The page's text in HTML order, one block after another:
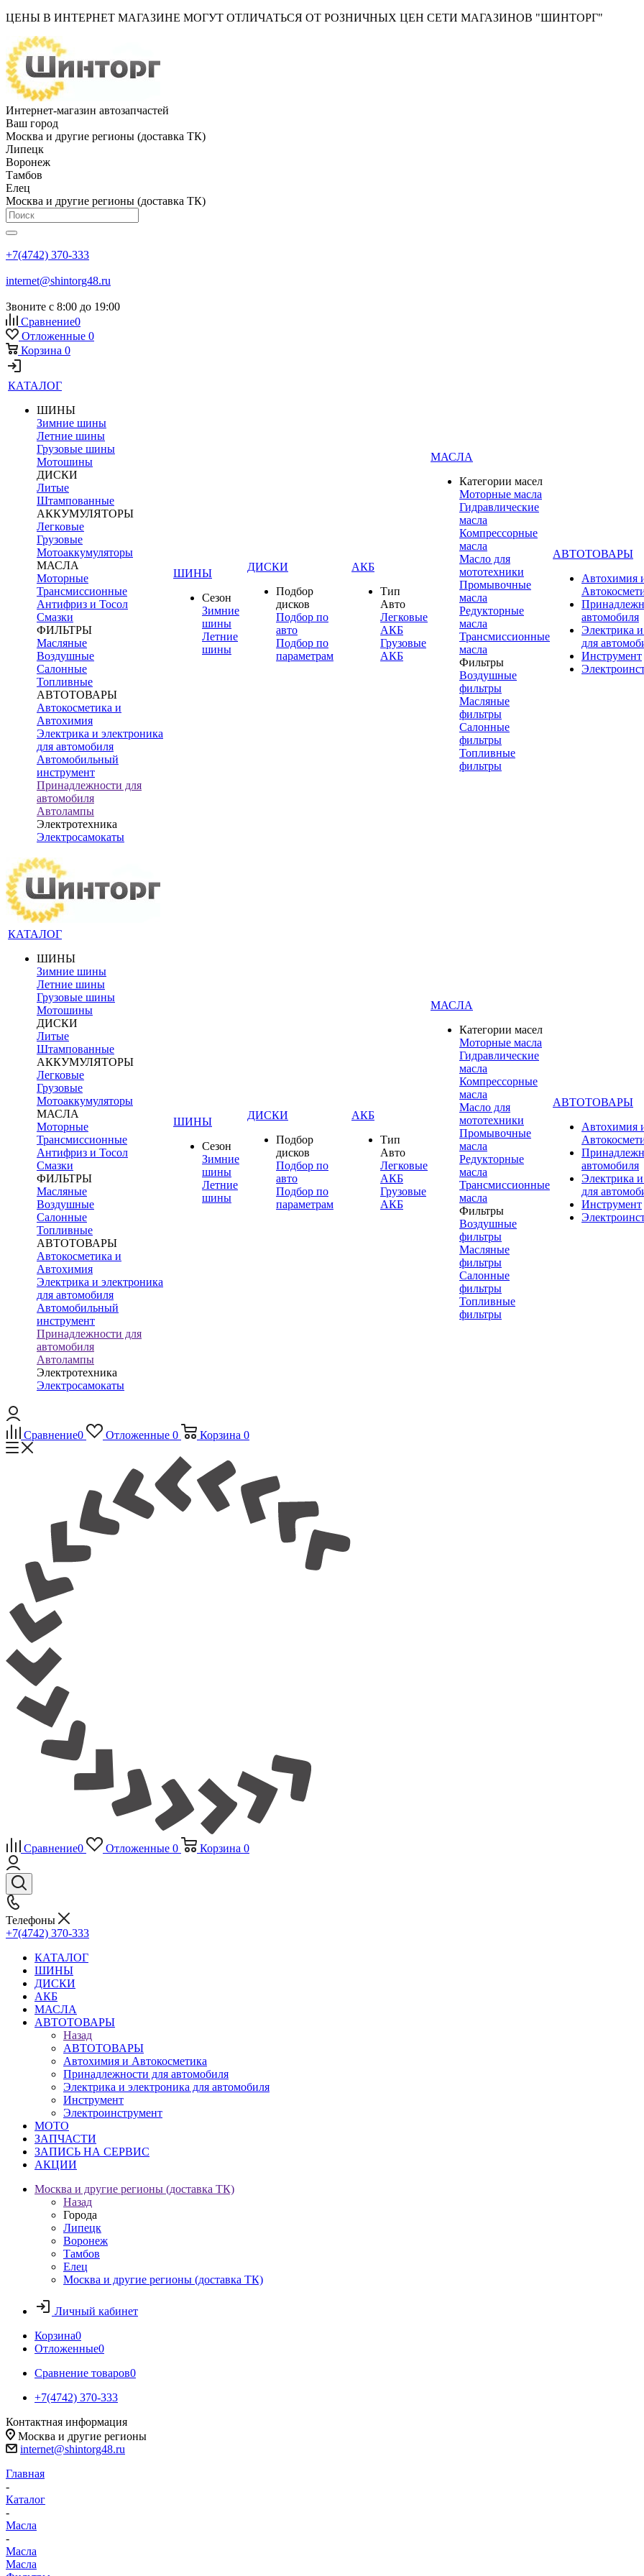
ЦЕНЫ В ИНТЕРНЕТ МАГАЗИНЕ МОГУТ ОТЛИЧАТЬСЯ ОТ РОЗНИЧНЫХ ЦЕН СЕТИ МАГАЗИНОВ "ШИНТОРГ"
Интернет-магазин автозапчастей
Ваш город
Москва и другие регионы (доставка ТК)
Липецк
Воронеж
Тамбов
Елец
Москва и другие регионы (доставка ТК)
+7(4742) 370-333
internet@shintorg48.ru
Звоните с 8:00 до 19:00
Сравнение0
Отложенные 0
Корзина 0
КАТАЛОГ
ШИНЫ
Зимние шины
Летние шины
Грузовые шины
Мотошины
ДИСКИ
Литые
Штампованные
АККУМУЛЯТОРЫ
Легковые
Грузовые
Мотоаккумуляторы
МАСЛА
Моторные
Трансмиссионные
Антифриз и Тосол
Смазки
ФИЛЬТРЫ
Масляные
Воздушные
Салонные
Топливные
АВТОТОВАРЫ
Автокосметика и
Автохимия
Электрика и электроника
для автомобиля
Автомобильный
инструмент
Принадлежности для
автомобиля
Автолампы
Электротехника
Электросамокаты
ШИНЫ
Сезон
Зимние
шины
Летние
шины
ДИСКИ
Подбор
дисков
Подбор по
авто
Подбор по
параметрам
АКБ
Тип
Авто
Легковые
АКБ
Грузовые
АКБ
МАСЛА
Категории масел
Моторные масла
Гидравлические
масла
Компрессорные
масла
Масло для
мототехники
Промывочные
масла
Редукторные
масла
Трансмиссионные
масла
Фильтры
Воздушные
фильтры
Масляные
фильтры
Салонные
фильтры
Топливные
фильтры
АВТОТОВАРЫ
Автохимия
автомобиля
Электрика
для
Инструмент
КАТАЛОГ
ШИНЫ
Зимние шины
Летние шины
Грузовые шины
Мотошины
ДИСКИ
Литые
Штампованные
АККУМУЛЯТОРЫ
Легковые
Грузовые
Мотоаккумуляторы
МАСЛА
Моторные
Трансмиссионные
Антифриз и Тосол
Смазки
ФИЛЬТРЫ
Масляные
Воздушные
Салонные
Топливные
АВТОТОВАРЫ
Автокосметика и
Автохимия
Электрика и электроника
для автомобиля
Автомобильный
инструмент
Принадлежности для
автомобиля
Автолампы
Электротехника
Электросамокаты
ШИНЫ
Сезон
Зимние
шины
Летние
шины
ДИСКИ
Подбор
дисков
Подбор по
авто
Подбор по
параметрам
АКБ
Тип
Авто
Легковые
АКБ
Грузовые
АКБ
МАСЛА
Категории масел
Моторные масла
Гидравлические
масла
Компрессорные
масла
Масло для
мототехники
Промывочные
масла
Редукторные
масла
Трансмиссионные
масла
Фильтры
Воздушные
фильтры
Масляные
фильтры
Салонные
фильтры
Топливные
фильтры
АВТОТОВАРЫ
Автохимия
автомобиля
Электрика
для
Инструмент
Сравнение0 Отложенные 0 Корзина 0
Сравнение0 Отложенные 0 Корзина 0
Телефоны
+7(4742) 370-333
КАТАЛОГ
ШИНЫ
ДИСКИ
АКБ
МАСЛА
АВТОТОВАРЫ
Назад
АВТОТОВАРЫ
Автохимия и Автокосметика
Принадлежности для автомобиля
Электрика и электроника для автомобиля
Инструмент
Электроинструмент
МОТО
ЗАПЧАСТИ
ЗАПИСЬ НА СЕРВИС
АКЦИИ
Москва и другие регионы (доставка ТК)
Назад
Города
Липецк
Воронеж
Тамбов
Елец
Москва и другие регионы (доставка ТК)
Личный кабинет
Корзина0
Отложенные0
Сравнение товаров0
+7(4742) 370-333
Контактная информация
Москва и другие регионы
internet@shintorg48.ru
Главная
-
Каталог
-
Масла
-
Масла
Масла